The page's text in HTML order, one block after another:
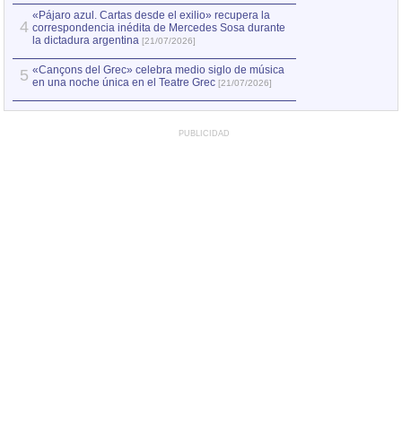
4
«Pájaro azul. Cartas desde el exilio» recupera la
correspondencia inédita de Mercedes Sosa durante
la dictadura argentina [21/07/2026]
5 «Cançons del Grec» celebra medio siglo de música
en una noche única en el Teatre Grec [21/07/2026]
PUBLICIDAD